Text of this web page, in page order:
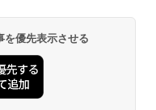
優先表示させる